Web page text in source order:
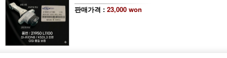
판매가격 : 23,000 won